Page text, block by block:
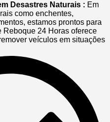
Desastres Naturais : Em
como enchentes,
estamos prontos para
Reboque 24 Horas oferece
veículos em situações